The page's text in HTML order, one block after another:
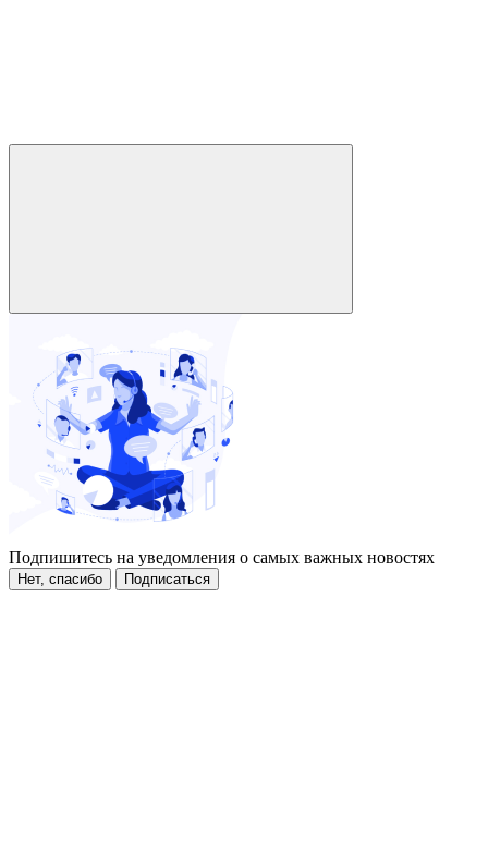
Подпишитесь на уведомления о самых важных новостях
Нет, спасибо Подписаться